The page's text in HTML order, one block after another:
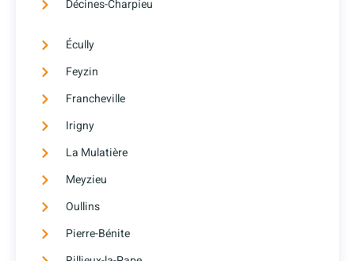
Décines-Charpieu
Écully
Feyzin
Francheville
Irigny
La Mulatière
Meyzieu
Oullins
Pierre-Bénite